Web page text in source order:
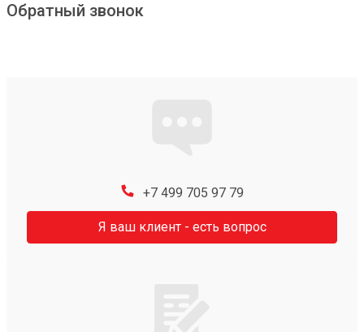
Обратный звонок
+7 499 705 97 79
Я ваш клиент - есть вопрос